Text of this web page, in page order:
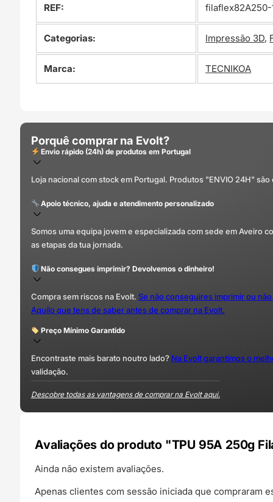
REF:
Categorias: Impressão 3D,
Marca: TECNIKOA
Porquê comprar na Evolt?
Envio rápido (24h) de produtos em Portugal
Loja nacional com stock em Portugal. Produtos "ENVIO 24H"
Apoio técnico, ajuda e atendimento personalizado
Somos uma equipa jovem e especializada com sede em Aveiro
as etapas da tua jornada.
Não consegues imprimir? Devolvemos o dinheiro!
Compra sem riscos na Evolt. Se não conseguires imprimir ou
Aquilo que tens de saber antes de comprar na Evolt.
Preço Mínimo Garantido
Encontraste mais barato noutro lado? Na Evolt garantimos o
validação.
Descobre todas as vantagens de comprar na Evolt aqui.
Avaliações do produto "TPU 95A 250g
Ainda não existem avaliações.
Apenas clientes com sessão iniciada que compraram